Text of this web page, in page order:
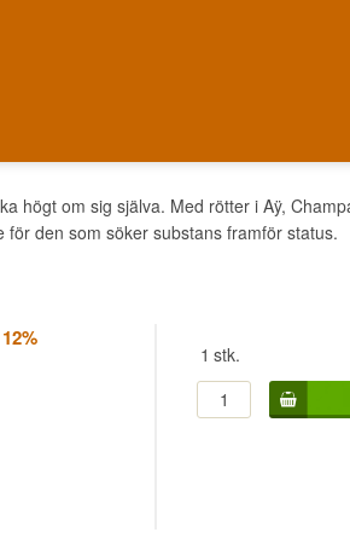
högt om sig själva. Med rötter i Aÿ,
den som söker substans framför status.
1 stk.